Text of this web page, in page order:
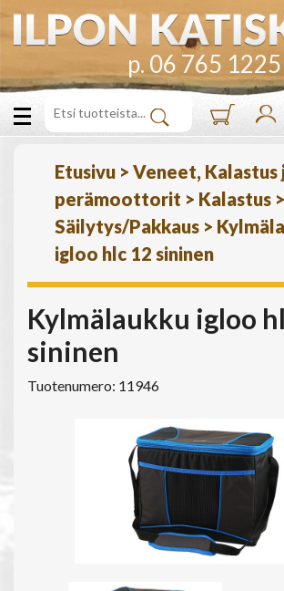
p. 06 765 1225
Etusivu > Veneet, Kalastus
perämoottorit > Kalastus >
Säilytys/Pakkaus >
igloo hlc 12 sininen
Kylmälaukku igloo
sininen
Tuotenumero: 11946